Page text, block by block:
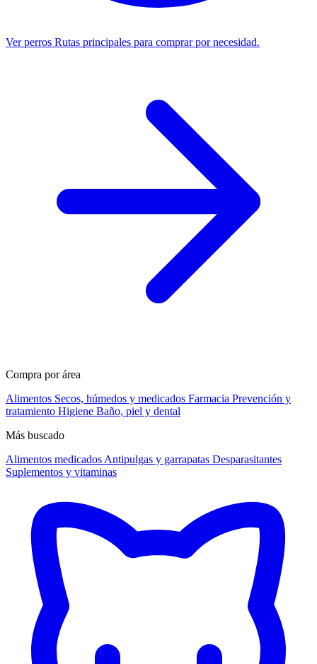
Ver perros Rutas principales para comprar por necesidad.
Compra por área
Alimentos Secos, húmedos y medicados Farmacia Prevención y
tratamiento Higiene Baño, piel y dental
Más buscado
Alimentos medicados Antipulgas y garrapatas Desparasitantes
Suplementos y vitaminas